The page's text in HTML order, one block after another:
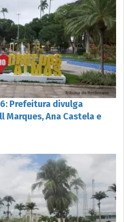
Prefeitura divulga
Marques, Ana Castela e